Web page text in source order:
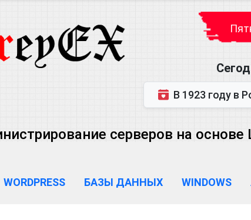
В 1923 году в Ростове-на-Дону
серверов на основе
WORDPRESS БАЗЫ ДАННЫХ WINDOWS